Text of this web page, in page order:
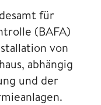
für
(BAFA)
von
abhängig
und der